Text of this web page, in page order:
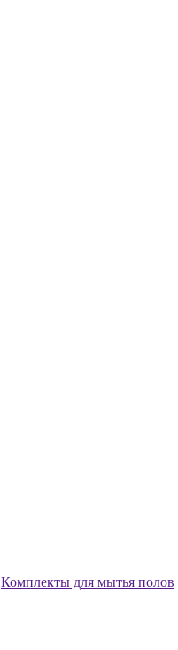
Комплекты для мытья полов